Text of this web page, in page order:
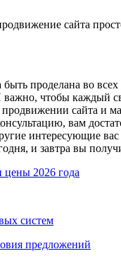
сайта
проделана во
чтобы каждый
сайта
вам
интересующие
и завтра вы
цены 2026 года
систем
предложений